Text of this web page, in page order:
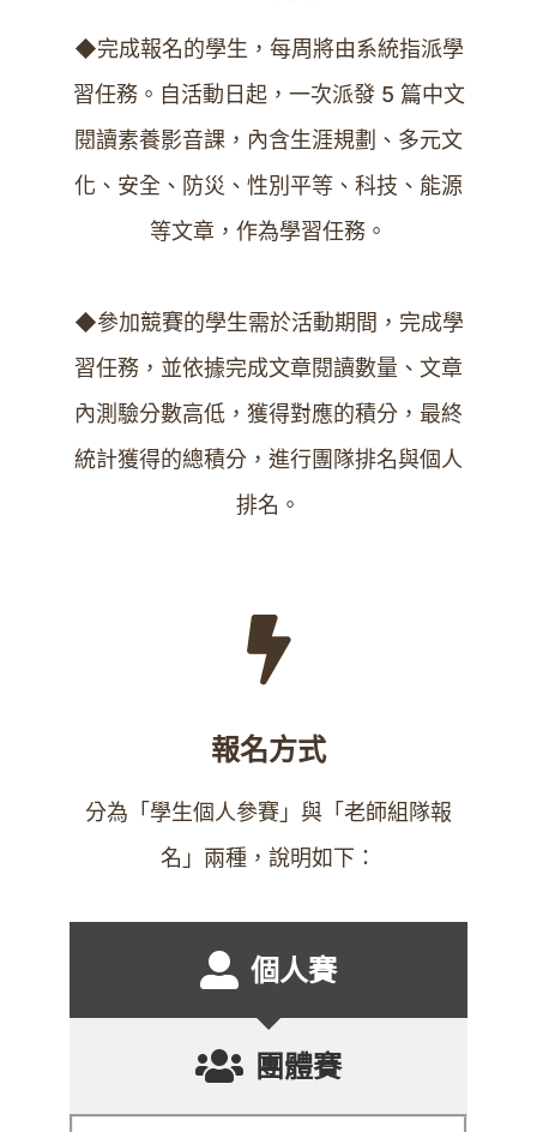
◆完成報名的學生，每周將由系統指派學
習任務。自活動日起，一次派發 5 篇中文
閱讀素養影音課，內含生涯規劃、多元文
化、安全、防災、性別平等、科技、能源
等文章，作為學習任務。
◆參加競賽的學生需於活動期間，完成學
習任務，並依據完成文章閱讀數量、文章
內測驗分數高低，獲得對應的積分，最終
統計獲得的總積分，進行團隊排名與個人
排名。
報名方式
分為「學生個人參賽」與「老師組隊報
名」兩種，說明如下：
個人賽
團體賽